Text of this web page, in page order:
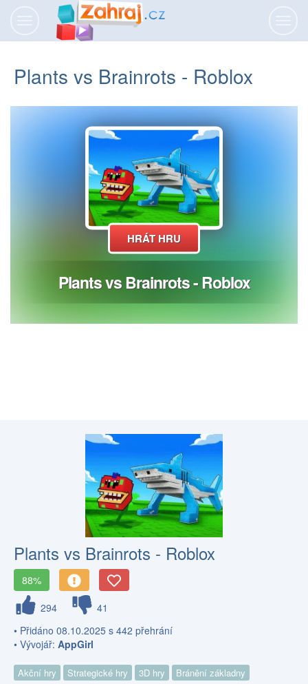
Plants vs Brainrots - Roblox
Plants vs Brainrots - Roblox
88%
294
41
• Přidáno 08.10.2025 s 442 přehrání
• Vývojář: AppGirl
Akční hry Strategické hry 3D hry Bránění základny